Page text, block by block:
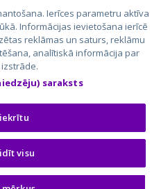
CVbankas.lt
Kainos.lt
Paslaugos.lt
auto24.ee
Osta.ee
KuldneBörs.ee
Ierīces parametru aktīva
Informācijas ievietošana ierīcē
reklāmas un saturs, reklāmu
analītiskā informācija par
saraksts
visu